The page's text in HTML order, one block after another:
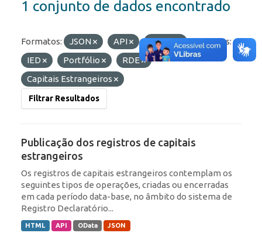
1 conjunto de dados encontrado
Formatos: JSON API OData
Etiquetas:
IED
Portfólio
RDE
Capitais Estrangeiros
Filtrar Resultados
Publicação dos registros de capitais
estrangeiros
Os registros de capitais estrangeiros contemplam os
seguintes tipos de operações, criadas ou encerradas
em cada período data-base, no âmbito do sistema de
Registro Declaratório...
HTML API OData JSON